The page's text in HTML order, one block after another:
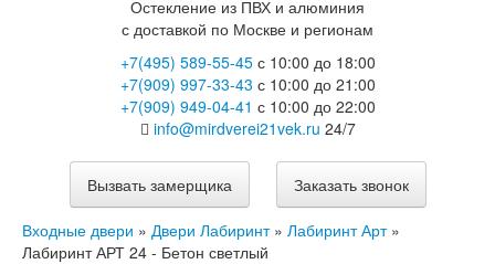
Остекление из ПВХ и алюминия
с доставкой по Москве и регионам
+7(495) 589-55-45с 10:00 до 18:00
+7(909) 997-33-43 с 10:00 до 21:00
+7(909) 949-04-41 с 10:00 до 22:00
info@mirdverei21vek.ru 24/7
Вызвать замерщика Заказать звонок
Входные двери » Двери Лабиринт» Лабиринт Арт»
Лабиринт АРТ 24 - Бетон светлый